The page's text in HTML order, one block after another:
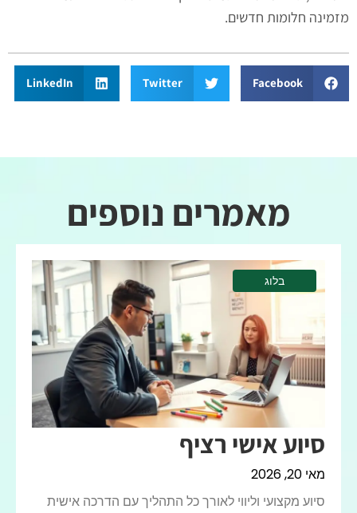
מזמינה חלומות חדשים.
Facebook
Twitter
LinkedIn
מאמרים נוספים
בלוג
סיוע אישי רציף
מאי 20, 2026
סיוע מקצועי וליווי לאורך כל התהליך עם הדרכה אישית